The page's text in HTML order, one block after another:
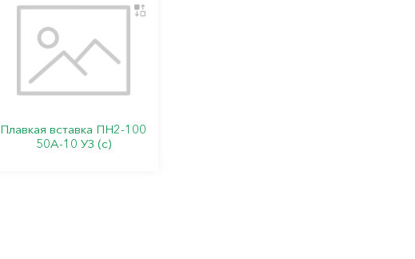
Плавкая вставка ПН2-100
50А-10 УЗ (с)